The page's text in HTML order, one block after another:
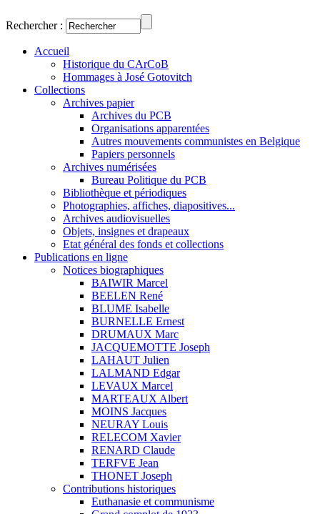
Rechercher :
Accueil
Historique du CArCoB
Hommages à José Gotovitch
Collections
Archives papier
Archives du PCB
Organisations apparentées
Autres mouvements communistes en Belgique
Papiers personnels
Archives numérisées
Bureau Politique du PCB
Bibliothèque et périodiques
Photographies, affiches, diapositives...
Archives audiovisuelles
Objets, insignes et drapeaux
Etat général des fonds et collections
Publications en ligne
Notices biographiques
BAIWIR Marcel
BEELEN René
BLUME Isabelle
BURNELLE Ernest
DRUMAUX Marc
JACQUEMOTTE Joseph
LAHAUT Julien
LALMAND Edgar
LEVAUX Marcel
MARTEAUX Albert
MOINS Jacques
NEURAY Louis
RELECOM Xavier
RENARD Claude
TERFVE Jean
THONET Joseph
Contributions historiques
Euthanasie et communisme